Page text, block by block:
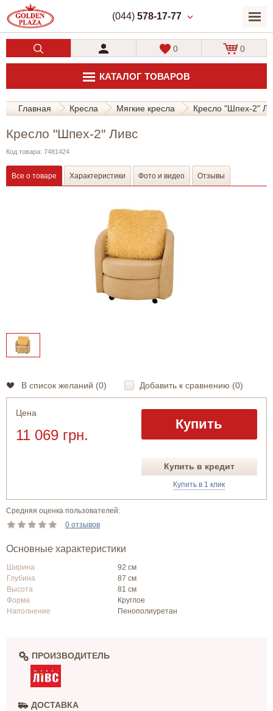
(044) 578-17-77
КАТАЛОГ ТОВАРОВ
0 0
Главная Кресла Мягкие кресла Кресло "Шпех-2"
Кресло "Шпех-2" Ливс
Код товара: 7481424
Все о товаре Характеристики Фото и видео Отзывы
В список желаний (0) Добавить к сравнению (0)
Цена
11 069 грн.
Купить
Купить в кредит
Купить в 1 клик
Средняя оценка пользователей:
0 отзывов
Основные характеристики
Ширина
92 см
Глубина
87 см
Высота
81 см
Форма
Круглое
Наполнение
Пенополиуретан
ПРОИЗВОДИТЕЛЬ
ДОСТАВКА